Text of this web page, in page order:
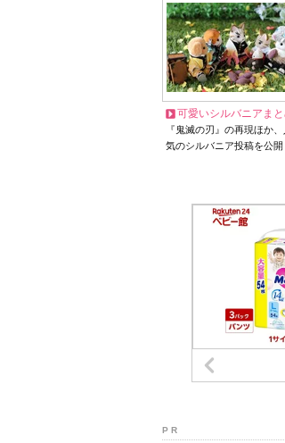
可愛いシルバニアま
『鬼滅の刃』の再現ほか、
気のシルバニア投稿を公開
P R